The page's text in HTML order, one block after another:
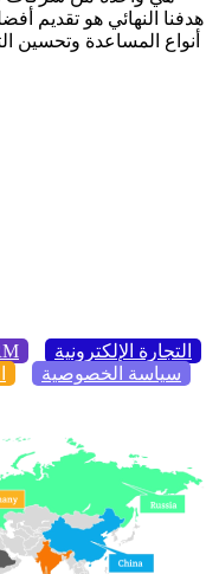
أنواع المساعدة وتحسين
التجارة الإلكترونية
سياسة الخصوصية